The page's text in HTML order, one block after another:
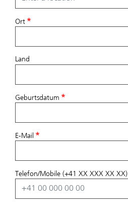
Ort
Land
Geburtsdatum
E-Mail
Telefon/Mobile (+41 XX XXX XX XX)